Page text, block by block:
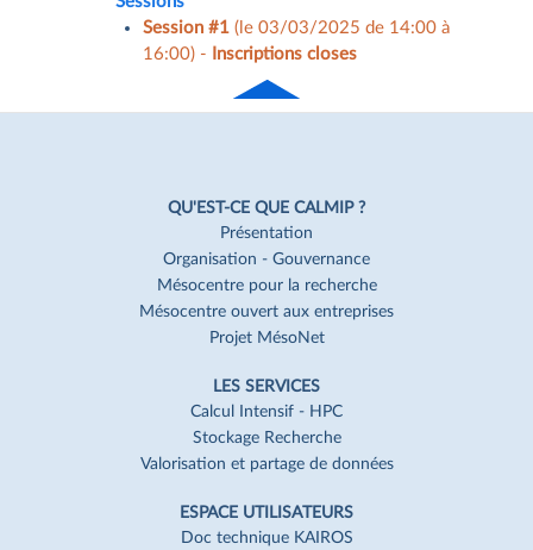
Session #1 (le 03/03/2025 de 14:00 à
16:00) -
Inscriptions closes
de page
QU'EST-CE QUE CALMIP ?
Présentation
Organisation - Gouvernance
Mésocentre pour la recherche
Mésocentre ouvert aux entreprises
Projet MésoNet
LES SERVICES
Calcul Intensif - HPC
Stockage Recherche
Valorisation et partage de données
ESPACE UTILISATEURS
Doc technique KAIROS